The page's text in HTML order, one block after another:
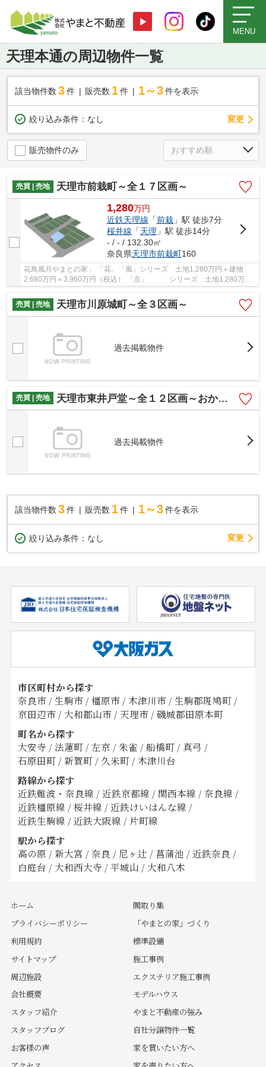
MENU
天理本通の周辺物件一覧
該当物件数 3件 販売数 1 件 1～3 件を表示
絞り込み条件： なし 変更
販売物件のみ
売買 | 売地 天理市前栽町～全１７区画～
1,280万円
近鉄天理線 「前栽」駅 徒歩7分
桜井線 「天理 」駅 徒歩14分
- / - / 132.30㎡
奈良県天理市前栽町160
花鳥風月やまとの家」 「花」「風」シリーズ 土地1,280万円＋建物
2,680万円＝3,960万円（税込） 「京」 シリーズ 土地1,280万円
＋建物2,480万円＝3,760万円（税込） やまと不...
売買 | 売地
天理市川原城町～全３区画～
過去掲載物件
売買 | 売地 天理市東井戸堂～全１２区画～おかげ様で残り1区画となりました。
過去掲載物件
該当物件数 3件 販売数 1 件 1～3 件を表示
絞り込み条件： なし 変更
市区町村から探す
奈良市 / 生駒市 / 橿原市 / 木津川市 / 生駒郡斑鳩町 /
京田辺市 / 大和郡山市 / 天理市 / 磯城郡田原本町
町名から探す
大安寺 / 法蓮町 / 左京 / 朱雀 / 船橋町 / 真弓 /
石原田町 / 新賀町 / 久米町 / 木津川台
路線から探す
近鉄難波・奈良線 / 近鉄京都線 / 関西本線 / 奈良線 /
近鉄橿原線 / 桜井線 / 近鉄けいはんな線 /
近鉄生駒線 / 近鉄大阪線 / 片町線
駅から探す
高の原 / 新大宮 / 奈良 / 尼ヶ辻 / 菖蒲池 / 近鉄奈良 /
白庭台 / 大和西大寺 / 平城山 / 大和八木
ホーム
プライバシーポリシー
利用規約
サイトマップ
周辺施設
会社概要
スタッフ紹介
スタッフブログ
お客様の声
間取り集
「やまとの家」づくり
標準設備
施工事例
エクステリア施工事例
モデルハウス
やまと不動産の強み
自社分譲物件一覧
家を買いたい方へ